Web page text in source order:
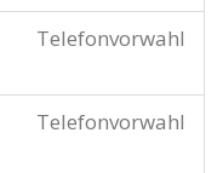
Telefonvorwahl
Telefonvorwahl